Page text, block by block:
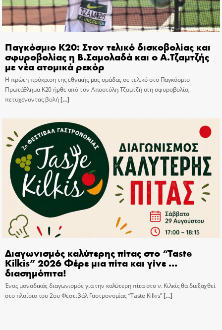
Παγκόσμιο Κ20: Στον τελικό δισκοβολίας και
σφυροβολίας η Β.Σαμολαδά και ο Α.Τζαμτζής
με νέα ατομικά ρεκόρ
Η πρώτη πρόκριση της εθνικής μας ομάδας σε τελικό στο Παγκόσμιο
Πρωτάθλημα Κ20 ήρθε από τον Αποστόλη Τζαμτζή στη σφυροβολία,
πετυχένοντας βολή[…]
Διαγωνισμός καλύτερης πίτας στο “Taste
Kilkis” 2026 Φέρε μια πίτα και γίνε …
διασημόπιτα!
Ένας μοναδικός διαγωνισμός για την καλύτερη πίτα στο ν. Κιλκίς θα διεξαχθεί
στο πλαίσιο του 2ου Φεστιβάλ Γαστρονομίας “Taste Kilkis”[…]